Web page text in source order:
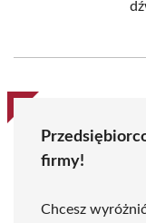
firmy!
Chcesz